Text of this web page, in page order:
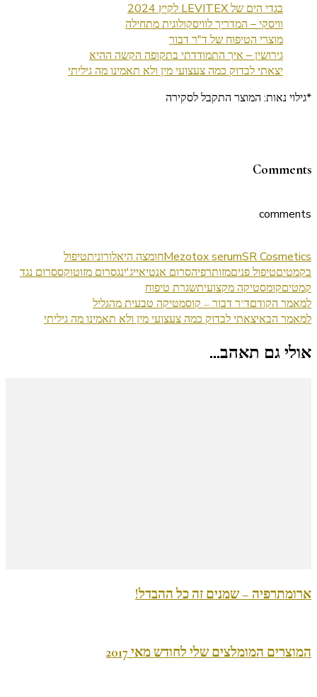
בגדי הים של LEVITEX לקיץ 2024
וויסקי – המדריך לוויסקולוגית מתחילה
מוצרי הטיפוח של ד"ר דבור
גירושין – איך התמודדתי בתקופה הקשה ההיא
יצאתי לבדוק כמה צעצועי מין ולא תאמינו מה גיליתי
*גילוי נאות: המוצר התקבל לסקירה
Comments
comments
Mezotox serumSR Cosmetics חומצה היאלורוניתטיפול
בקמטיםטיפול פניםמזותרפיהסרום אנטיאייג'ינגסרום מזוטוקססרום נגד
קמטיםקומסטיקה מקצועיתשגרת טיפוח
ניווט
בפוסטים
למאמר הקודםד"ר דבור – קוסמטיקה טבעית מהגליל
למאמר הבאיצאתי לבדוק כמה צעצועי מין ולא תאמינו מה גיליתי
אולי גם תאהב...
ארומתרפיה – שמנים זה כל ההבדל!
המוצרים המומלצים שלי לחודש מאי 2017